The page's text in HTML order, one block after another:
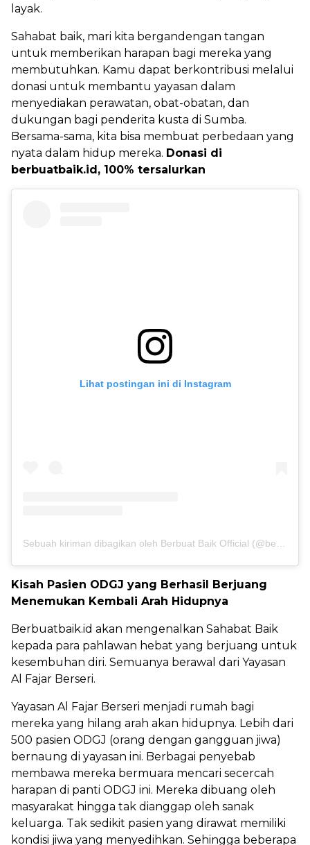
layak.
Sahabat baik, mari kita bergandengan tangan
untuk memberikan harapan bagi mereka yang
membutuhkan. Kamu dapat berkontribusi melalui
donasi untuk membantu yayasan dalam
menyediakan perawatan, obat-obatan, dan
dukungan bagi penderita kusta di Sumba.
Bersama-sama, kita bisa membuat perbedaan yang
nyata dalam hidup mereka. Donasi di
berbuatbaik.id, 100% tersalurkan
Lihat postingan ini di Instagram
Kisah Pasien ODGJ yang Berhasil Berjuang
Menemukan Kembali Arah Hidupnya
Berbuatbaik.id akan mengenalkan Sahabat Baik
kepada para pahlawan hebat yang berjuang untuk
kesembuhan diri. Semuanya berawal dari Yayasan
Al Fajar Berseri.
Yayasan Al Fajar Berseri menjadi rumah bagi
mereka yang hilang arah akan hidupnya. Lebih dari
500 pasien ODGJ (orang dengan gangguan jiwa)
bernaung di yayasan ini. Berbagai penyebab
membawa mereka bermuara mencari secercah
harapan di panti ODGJ ini. Mereka dibuang oleh
masyarakat hingga tak dianggap oleh sanak
keluarga. Tak sedikit pasien yang dirawat memiliki
kondisi jiwa yang menyedihkan. Sehingga beberapa